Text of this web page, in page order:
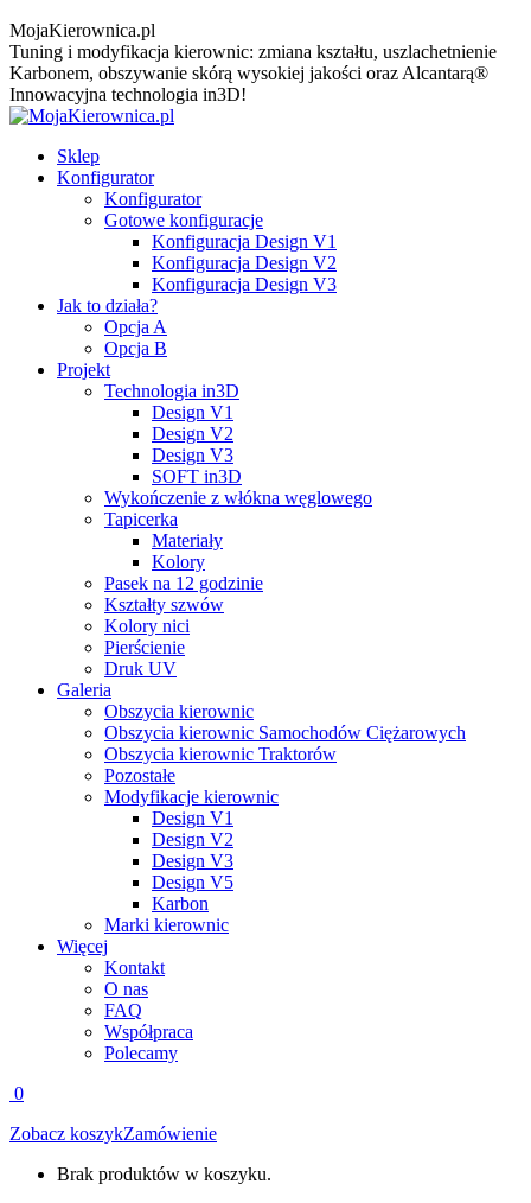
MojaKierownica.pl
Tuning i modyfikacja kierownic: zmiana kształtu, uszlachetnienie
Karbonem, obszywanie skórą wysokiej jakości oraz Alcantarą®
Innowacyjna technologia in3D!
Sklep
Konfigurator
Konfigurator
Gotowe konfiguracje
Konfiguracja Design V1
Konfiguracja Design V2
Konfiguracja Design V3
Jak to działa?
Opcja A
Opcja B
Projekt
Technologia in3D
Design V1
Design V2
Design V3
SOFT in3D
Wykończenie z włókna węglowego
Tapicerka
Materiały
Kolory
Pasek na 12 godzinie
Kształty szwów
Kolory nici
Pierścienie
Druk UV
Galeria
Obszycia kierownic
Obszycia kierownic Samochodów Ciężarowych
Obszycia kierownic Traktorów
Pozostałe
Modyfikacje kierownic
Design V1
Design V2
Design V3
Design V5
Karbon
Marki kierownic
Więcej
Kontakt
O nas
FAQ
Współpraca
Polecamy
0
Zobacz koszykZamówienie
Brak produktów w koszyku.